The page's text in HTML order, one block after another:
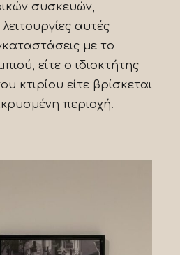
συσκευών,
αυτές
με το
είτε ο ιδιοκτήτης
κτιρίου είτε βρίσκεται
περιοχή.